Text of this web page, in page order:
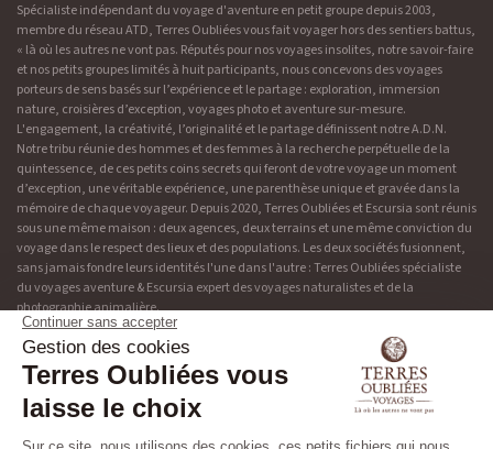
Spécialiste indépendant du voyage d'aventure en petit groupe depuis 2003,
membre du réseau ATD, Terres Oubliées vous fait voyager hors des sentiers battus,
« là où les autres ne vont pas. Réputés pour nos voyages insolites, notre savoir-faire
et nos petits groupes limités à huit participants, nous concevons des voyages
porteurs de sens basés sur l’expérience et le partage : exploration, immersion
nature, croisières d’exception, voyages photo et aventure sur-mesure.
L'engagement, la créativité, l’originalité et le partage définissent notre A.D.N.
Notre tribu réunie des hommes et des femmes à la recherche perpétuelle de la
quintessence, de ces petits coins secrets qui feront de votre voyage un moment
d’exception, une véritable expérience, une parenthèse unique et gravée dans la
mémoire de chaque voyageur. Depuis 2020, Terres Oubliées et Escursia sont réunis
sous une même maison : deux agences, deux terrains et une même conviction du
voyage dans le respect des lieux et des populations. Les deux sociétés fusionnent,
sans jamais fondre leurs identités l'une dans l'autre : Terres Oubliées spécialiste
du voyages aventure & Escursia expert des voyages naturalistes et de la
photographie animalière.
Découvrir Terres Oubliées
Blog
Adresse & contact